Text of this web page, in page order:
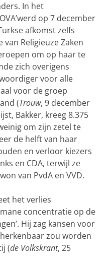
In het
op 7 december
afkomst zelfs
Religieuze Zaken
om op haar te
zich overigens
voor alle
voor de groep
(Trouw, 9 december
Bakker, kreeg 8.375
om zijn zetel te
de helft van haar
en verloor kiezers
en CDA, terwijl ze
van PvdA en VVD.
het verlies
concentratie op de
Hij zag kan­sen voor
zou worden
(de Volkskrant, 25